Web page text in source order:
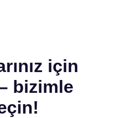
için
bizimle